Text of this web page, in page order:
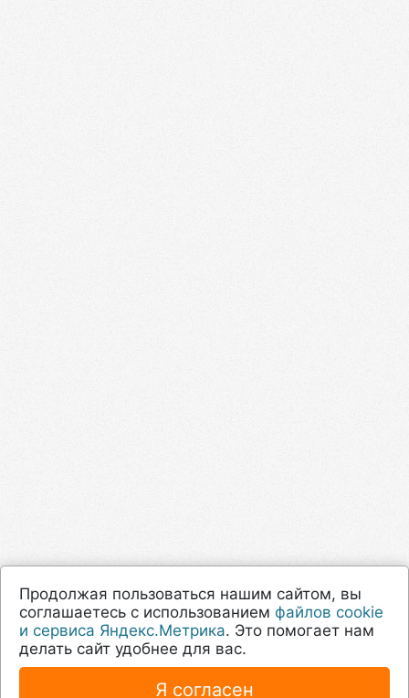
Продолжая пользоваться нашим сайтом, вы
соглашаетесь с использованием файлов cookie
и сервиса Яндекс.Метрика. Это помогает нам
делать сайт удобнее для вас.
Я согласен